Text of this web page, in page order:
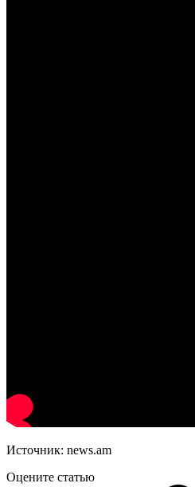
Источник: news.am
Оцените статью